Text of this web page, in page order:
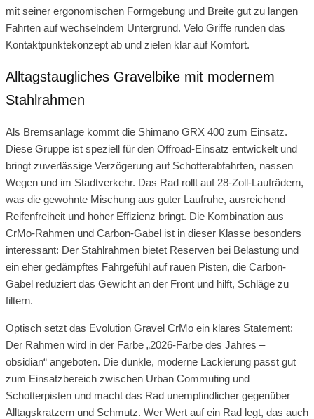
mit seiner ergonomischen Formgebung und Breite gut zu langen
Fahrten auf wechselndem Untergrund. Velo Griffe runden das
Kontaktpunktekonzept ab und zielen klar auf Komfort.
Alltagstaugliches Gravelbike mit modernem
Stahlrahmen
Als Bremsanlage kommt die Shimano GRX 400 zum Einsatz.
Diese Gruppe ist speziell für den Offroad-Einsatz entwickelt und
bringt zuverlässige Verzögerung auf Schotterabfahrten, nassen
Wegen und im Stadtverkehr. Das Rad rollt auf 28-Zoll-Laufrädern,
was die gewohnte Mischung aus guter Laufruhe, ausreichend
Reifenfreiheit und hoher Effizienz bringt. Die Kombination aus
CrMo-Rahmen und Carbon-Gabel ist in dieser Klasse besonders
interessant: Der Stahlrahmen bietet Reserven bei Belastung und
ein eher gedämpftes Fahrgefühl auf rauen Pisten, die Carbon-
Gabel reduziert das Gewicht an der Front und hilft, Schläge zu
filtern.
Optisch setzt das Evolution Gravel CrMo ein klares Statement:
Der Rahmen wird in der Farbe „2026-Farbe des Jahres –
obsidian“ angeboten. Die dunkle, moderne Lackierung passt gut
zum Einsatzbereich zwischen Urban Commuting und
Schotterpisten und macht das Rad unempfindlicher gegenüber
Alltagskratzern und Schmutz. Wer Wert auf ein Rad legt, das auch